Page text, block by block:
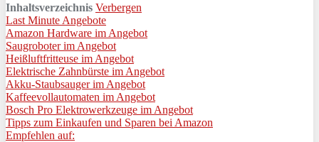
Inhaltsverzeichnis Verbergen
Last Minute Angebote
Amazon Hardware im Angebot
Saugroboter im Angebot
Heißluftfritteuse im Angebot
Elektrische Zahnbürste im Angebot
Akku-Staubsauger im Angebot
Kaffeevollautomaten im Angebot
Bosch Pro Elektrowerkzeuge im Angebot
Tipps zum Einkaufen und Sparen bei Amazon
Empfehlen auf: